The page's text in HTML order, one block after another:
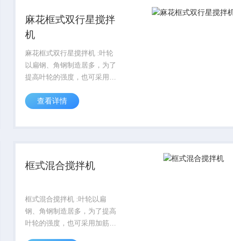
麻花框式双行星搅拌
机
麻花框式双行星搅拌机 :叶轮
以扁钢、角钢制造居多，为了
提高叶轮的强度，也可采用加
锚式叶轮多是用钢制圆管或扁
查看详情
框式混合搅拌机
框式混合搅拌机 :叶轮以扁
钢、角钢制造居多，为了提高
叶轮的强度，也可采用加筋的